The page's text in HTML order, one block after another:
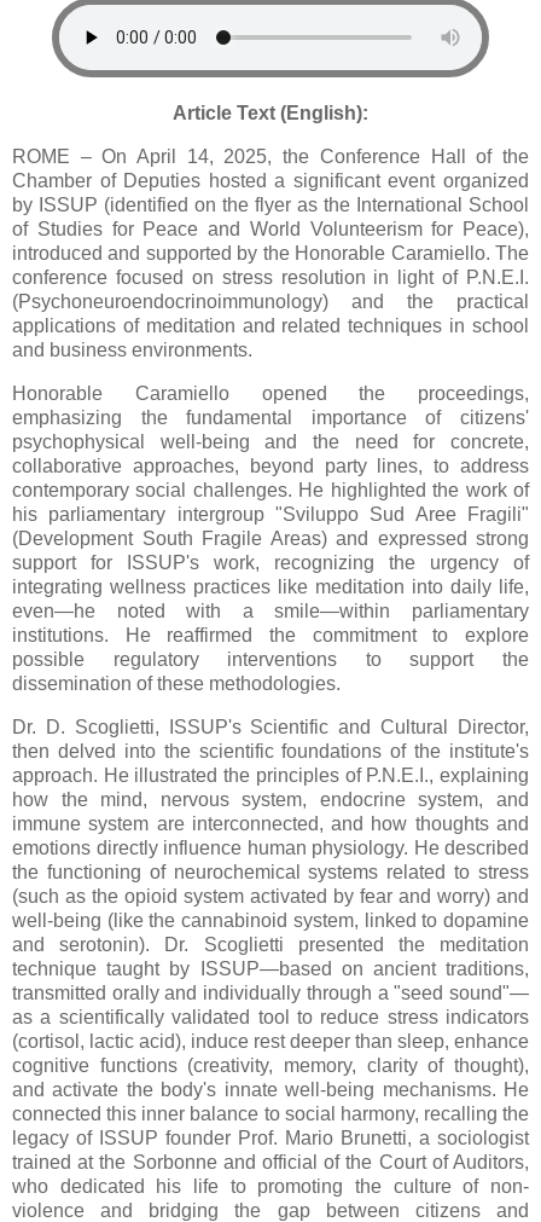
Article Text (English):
ROME – On April 14, 2025, the Conference Hall of the
Chamber of Deputies hosted a significant event organized
by ISSUP (identified on the flyer as the International School
of Studies for Peace and World Volunteerism for Peace),
introduced and supported by the Honorable Caramiello. The
conference focused on stress resolution in light of P.N.E.I.
(Psychoneuroendocrinoimmunology) and the practical
applications of meditation and related techniques in school
and business environments.
Honorable Caramiello opened the proceedings,
emphasizing the fundamental importance of citizens'
psychophysical well-being and the need for concrete,
collaborative approaches, beyond party lines, to address
contemporary social challenges. He highlighted the work of
his parliamentary intergroup "Sviluppo Sud Aree Fragili"
(Development South Fragile Areas) and expressed strong
support for ISSUP's work, recognizing the urgency of
integrating wellness practices like meditation into daily life,
even—he noted with a smile—within parliamentary
institutions. He reaffirmed the commitment to explore
possible regulatory interventions to support the
dissemination of these methodologies.
Dr. D. Scoglietti, ISSUP's Scientific and Cultural Director,
then delved into the scientific foundations of the institute's
approach. He illustrated the principles of P.N.E.I., explaining
how the mind, nervous system, endocrine system, and
immune system are interconnected, and how thoughts and
emotions directly influence human physiology. He described
the functioning of neurochemical systems related to stress
(such as the opioid system activated by fear and worry) and
well-being (like the cannabinoid system, linked to dopamine
and serotonin). Dr. Scoglietti presented the meditation
technique taught by ISSUP—based on ancient traditions,
transmitted orally and individually through a "seed sound"—
as a scientifically validated tool to reduce stress indicators
(cortisol, lactic acid), induce rest deeper than sleep, enhance
cognitive functions (creativity, memory, clarity of thought),
and activate the body's innate well-being mechanisms. He
connected this inner balance to social harmony, recalling the
legacy of ISSUP founder Prof. Mario Brunetti, a sociologist
trained at the Sorbonne and official of the Court of Auditors,
who dedicated his life to promoting the culture of non-
violence and bridging the gap between citizens and